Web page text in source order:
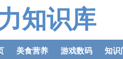
知识库
美食营养 游戏数码 知识